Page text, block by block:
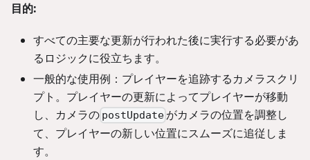
目的:
すべての主要な更新が行われた後に実行する必要があ
るロジックに役立ちます。
一般的な使用例：プレイヤーを追跡するカメラスクリ
プト。プレイヤーの更新によってプレイヤーが移動
し、カメラの postUpdate がカメラの位置を調整し
て、プレイヤーの新しい位置にスムーズに追従しま
す。